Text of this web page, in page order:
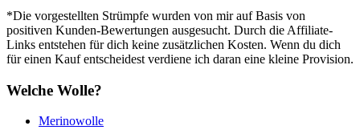
*Die vorgestellten Strümpfe wurden von mir auf Basis von
positiven Kunden-Bewertungen ausgesucht. Durch die Affiliate-
Links entstehen für dich keine zusätzlichen Kosten. Wenn du dich
für einen Kauf entscheidest verdiene ich daran eine kleine Provision.
Welche Wolle?
Merinowolle